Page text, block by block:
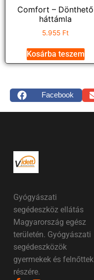
Comfort – Dönthető
háttámla
5.955 Ft
Kosárba teszem
Facebook
Gyógyászati
segédeszköz ellátás
Magyarország egész
területén. Gyógyászati
segédeszközök
gyermekek és felnőttek
részére.